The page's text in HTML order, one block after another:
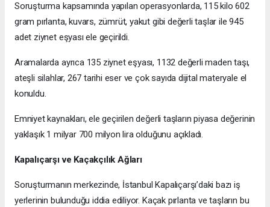
Soruşturma kapsamında yapılan operasyonlarda, 115 kilo 602
gram pırlanta, kuvars, zümrüt, yakut gibi değerli taşlar ile 945
adet ziynet eşyası ele geçirildi.
Aramalarda ayrıca 135 ziynet eşyası, 1132 değerli maden taşı,
ateşli silahlar, 267 tarihi eser ve çok sayıda dijital materyale el
konuldu.
Emniyet kaynakları, ele geçirilen değerli taşların piyasa değerinin
yaklaşık 1 milyar 700 milyon lira olduğunu açıkladı.
Kapalıçarşı ve Kaçakçılık Ağları
Soruşturmanın merkezinde, İstanbul Kapalıçarşı’daki bazı iş
yerlerinin bulunduğu iddia ediliyor. Kaçak pırlanta ve taşların bu